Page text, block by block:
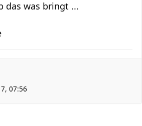
das was bringt ...
07:56